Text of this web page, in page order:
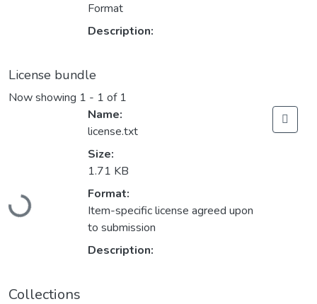
Format
Description:
License bundle
Now showing 1 - 1 of 1
Loading...
Name:
license.txt
Size:
1.71 KB
Format:
Item-specific license agreed upon
to submission
Description:
Collections